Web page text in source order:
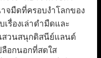
จมืดที่ครอบงำโลกของ
เรื่องเล่าดำมืดและ
วนสนุกดิสนีย์แลนด์
ลือกนอกที่สดใส